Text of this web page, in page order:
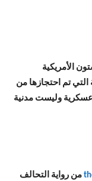
الأمريكية
تم احتجازها من
عسكرية وليست مدنية
من رواية التحالف